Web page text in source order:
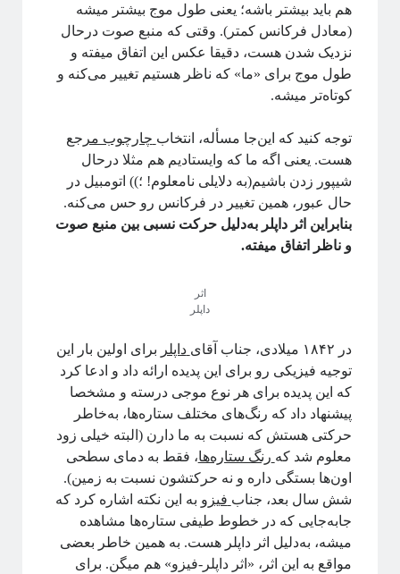
پشت‌پرده نجوم
#شرح_پیچیدگی
دوره «مقدمه‌ای بر بازبهنجارش»
آیا فیزیک می‌تواند شبکه‌های اجتماعی را مدل‌سازی کند؟
برچسب‌ها
Emergence آشوب آمار آینشتین
اخترفیزیک انتخاب رشته انتروپی
انرژی تاریک بازبهنجارش برآمدگی
هم باید بیشتر باشه؛ یعنی طول موج بیشتر میشه
(معادل فرکانس کمتر). وقتی که منبع صوت درحال
نزدیک شدن هست، دقیقا عکس این اتفاق میفته و
طول موج برای «ما» که ناظر هستیم تغییر می‌کنه و
کوتاه‌تر میشه.
توجه کنید که این‌جا مسأله، انتخاب چارچوب مرجع
هست. یعنی اگه ما که وایستادیم هم مثلا درحال
شیپور زدن باشیم(به دلایلی نامعلوم! ؛)) اتومبیل در
حال عبور، همین تغییر در فرکانس رو حس می‌کنه.
بنابراین اثر داپلر به‌دلیل حرکت نسبی بین منبع صوت
و ناظر اتفاق میفته.
اثر
داپلر
در ۱۸۴۲ میلادی، جناب آقای داپلر برای اولین‌ بار این
توجیه فیزیکی رو برای این پدیده ارائه داد و ادعا کرد
که این پدیده برای هر نوع موجی درسته و مشخصا
پیشنهاد داد که رنگ‌های مختلف ستاره‌ها، به‌خاطر
حرکتی هستش که نسبت به ما دارن (البته خیلی زود
معلوم شد که رنگ ستاره‌ها، فقط به دمای سطحی‌
اون‌ها بستگی داره و نه حرکتشون نسبت به زمین).
شش سال بعد، جناب فیزو به این نکته اشاره کرد که
جابه‌جایی که در خطوط طیفی ستاره‌ها مشاهده
میشه، به‌‌دلیل اثر داپلر هست. به همین خاطر بعضی
مواقع به این اثر، «اثر داپلر-فیزو» هم میگن. برای